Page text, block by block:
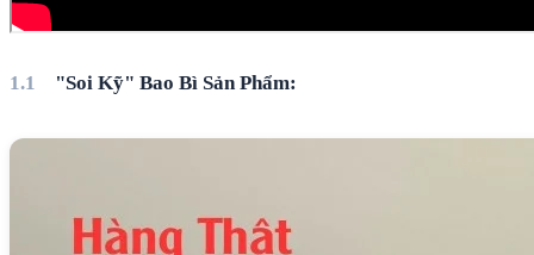
"Soi Kỹ" Bao Bì Sản Phẩm: